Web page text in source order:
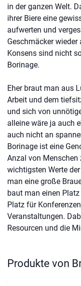
in der ganzen Welt.
ihrer Biere eine
aufwerten und
Geschmäcker
Konsens sind nicht
Borinage.
Eher braut man aus
Arbeit und dem
und sich von
alleine wäre ja auch
auch nicht an
Borinage ist eine
Anzal von Menschen
wichtigsten Werte
man eine große
baut man einen
Platz für
Veranstaltungen.
Resourcen und die
Produkte von